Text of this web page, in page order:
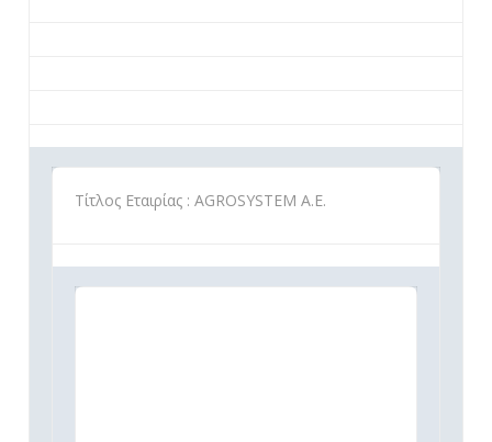
Τίτλος Εταιρίας : AGROSYSTEM Α.Ε.